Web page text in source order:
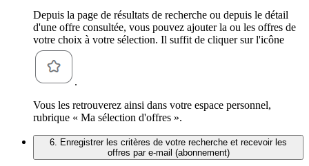
Depuis la page de résultats de recherche ou depuis le détail
d'une offre consultée, vous pouvez ajouter la ou les offres de
votre choix à votre sélection. Il suffit de cliquer sur l'icône
.
Vous les retrouverez ainsi dans votre espace personnel,
rubrique « Ma sélection d'offres ».
6. Enregistrer les critères de votre recherche et recevoir les
offres par e-mail (abonnement)